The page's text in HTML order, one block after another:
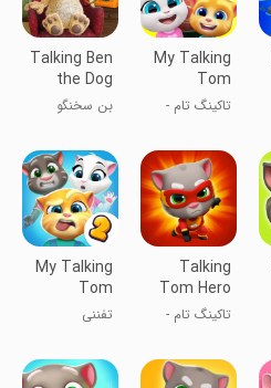
My Talking
Tom
Friends
تاکینگ تام -
سخنگو
Talking Ben
the Dog
بن سخنگو
Talking
Tom Hero
Dash
تاکینگ تام -
قهرمان
My Talking
Tom
Friends 2
تفننی